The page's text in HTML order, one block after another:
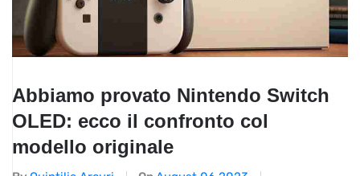
Abbiamo provato Nintendo Switch
OLED: ecco il confronto col
modello originale